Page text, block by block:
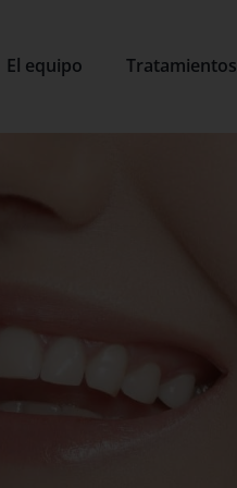
El equipo Tratamientos